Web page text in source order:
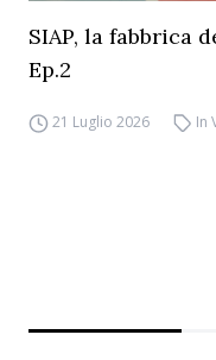
SIAP, la fabbrica
Ep.2
21 Luglio 2026 In